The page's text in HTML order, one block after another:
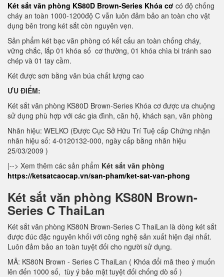
Két sắt văn phòng KS80D Brown-Series Khóa cơ có độ chống
cháy an toàn 1000-1200độ C vẫn luôn đảm bảo an toàn cho vật
dụng bên trong két sắt còn nguyên vẹn.
Sản phẩm két bạc văn phòng có kết cấu an toàn chống cháy,
vững chắc, lắp 01 khóa số cơ thường, 01 khóa chìa bi tránh sao
chép và 01 tay cầm.
Két được sơn bằng vân búa chất lượng cao
ƯU ĐIỂM:
Két sắt văn phòng KS80D Brown-Series Khóa cơ được ưa chuộng
sử dụng phù hợp với các gia đình, căn hộ, khách sạn, văn phòng
Nhãn hiệu: WELKO (Được Cục Sở Hữu Trí Tuệ cấp Chứng nhận
nhãn hiệu số: 4-0120132-000, ngày cấp bằng nhãn hiệu
25/03/2009 )
|--> Xem thêm các sản phẩm Két sắt văn phòng
https://ketsatcaocap.vn/san-pham/ket-sat-van-phong
Két sắt văn phòng KS80N Brown-
Series C ThaiLan
Két sắt văn phòng KS80N Brown-Series C ThaiLan là dòng két sắt
được đúc đặc nguyên khối với công nghệ sản xuất hiện đại nhất.
Luôn đảm bảo an toàn tuyệt đối cho người sử dụng.
MÃ: KS80N Brown - Series C ThaiLan ( Khóa đổi mã theo ý muốn
lên đến 1000 số, tùy ý bảo mật tuyệt đối chống dò số )